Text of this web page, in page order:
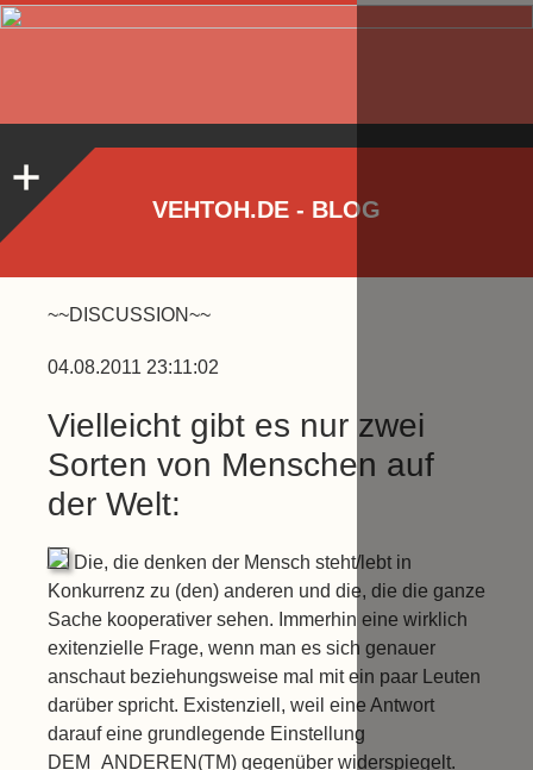
VEHTOH.DE - BLOG
~~DISCUSSION~~
04.08.2011 23:11:02
Vielleicht gibt es nur zwei
Sorten von Menschen auf
der Welt:
Die, die denken der Mensch steht/lebt in
Konkurrenz zu (den) anderen und die, die die ganze
Sache kooperativer sehen. Immerhin eine wirklich
exitenzielle Frage, wenn man es sich genauer
anschaut beziehungsweise mal mit ein paar Leuten
darüber spricht. Existenziell, weil eine Antwort
darauf eine grundlegende Einstellung
DEM_ANDEREN(TM) gegenüber widerspiegelt.